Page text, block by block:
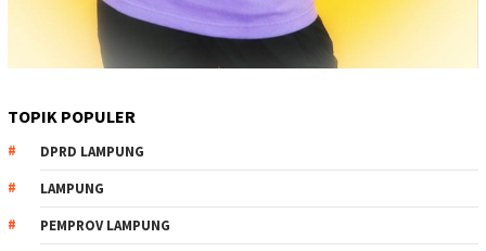
TOPIK POPULER
DPRD LAMPUNG
LAMPUNG
PEMPROV LAMPUNG